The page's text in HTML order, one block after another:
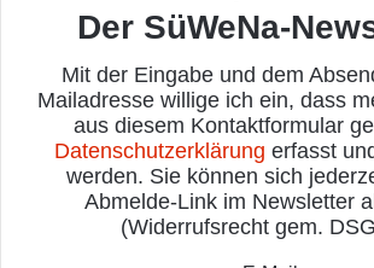
Der SüWeNa-
Mit der Eingabe und dem
Mailadresse willige ich ein, dass
aus diesem Kontaktformular
Datenschutzerklärung erfasst
werden. Sie können sich
Abmelde-Link im Newsletter
(Widerrufsrecht gem.